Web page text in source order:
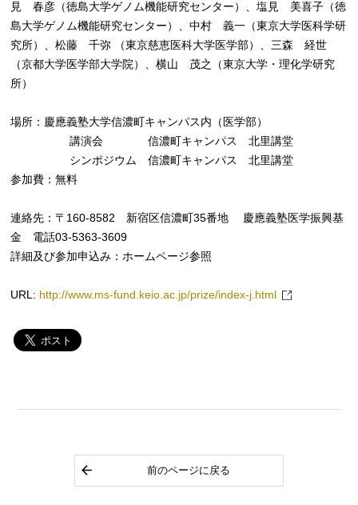
見 春彦（徳島大学ゲノム機能研究センター）、塩見 美喜子（徳
島大学ゲノム機能研究センター）、中村 義一（東京大学医科学研
究所）、松藤 千弥 （東京慈恵医科大学医学部）、三森 経世
（京都大学医学部大学院）、横山 茂之（東京大学・理化学研究
所）
場所：慶應義塾大学信濃町キャンパス内（医学部）
講演会 信濃町キャンパス 北里講堂
シンポジウム 信濃町キャンパス 北里講堂
参加費：無料
連絡先：〒160-8582 新宿区信濃町35番地 慶應義塾医学振興基
金 電話03-5363-3609
詳細及び参加申込み：ホームページ参照
URL: http://www.ms-fund.keio.ac.jp/prize/index-j.html
前のページに戻る